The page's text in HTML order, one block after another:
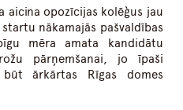
aicina opozīcijas kolēģus jau
nākamajās pašvaldības
mēra amata kandidātu
pārņemšanai, jo īpaši
ārkārtas Rīgas domes